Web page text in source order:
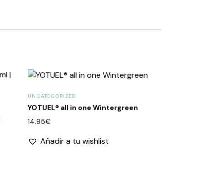
UNCATEGORIZED
YOTUEL® all in one Wintergreen
14.95€
Añadir a tu wishlist